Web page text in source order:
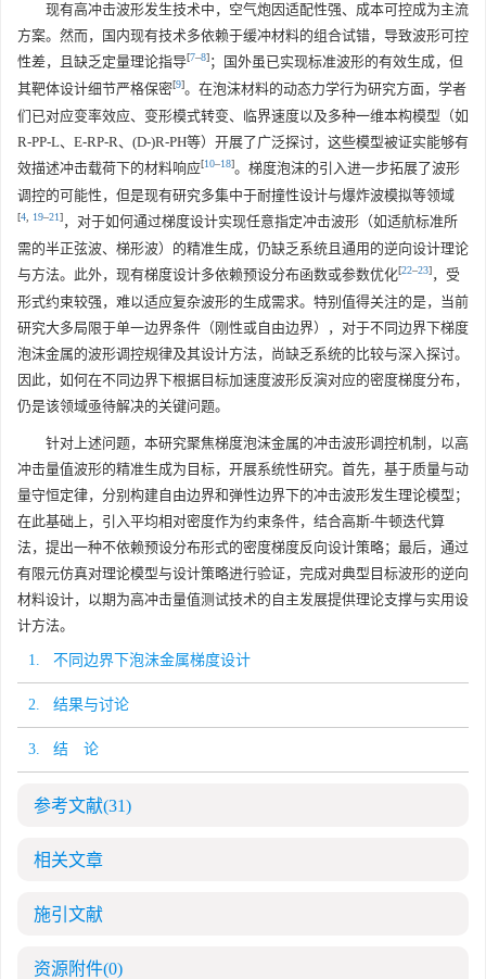
现有高冲击波形发生技术中，空气炮因适配性强、成本可控成为主流
方案。然而，国内现有技术多依赖于缓冲材料的组合试错，导致波形可控
性差，且缺乏定量理论指导[7–8]；国外虽已实现标准波形的有效生成，但
其靶体设计细节严格保密[9]。在泡沫材料的动态力学行为研究方面，学者
们已对应变率效应、变形模式转变、临界速度以及多种一维本构模型（如
R-PP-L、E-RP-R、(D-)R-PH等）开展了广泛探讨，这些模型被证实能够有
效描述冲击载荷下的材料响应[10–18]。梯度泡沫的引入进一步拓展了波形
调控的可能性，但是现有研究多集中于耐撞性设计与爆炸波模拟等领域
[4 19–21]，对于如何通过梯度设计实现任意指定冲击波形（如适航标准所
需的半正弦波、梯形波）的精准生成，仍缺乏系统且通用的逆向设计理论
与方法。此外，现有梯度设计多依赖预设分布函数或参数优化[22–23]，受
形式约束较强，难以适应复杂波形的生成需求。特别值得关注的是，当前
研究大多局限于单一边界条件（刚性或自由边界），对于不同边界下梯度
泡沫金属的波形调控规律及其设计方法，尚缺乏系统的比较与深入探讨。
因此，如何在不同边界下根据目标加速度波形反演对应的密度梯度分布，
仍是该领域亟待解决的关键问题。
针对上述问题，本研究聚焦梯度泡沫金属的冲击波形调控机制，以高
冲击量值波形的精准生成为目标，开展系统性研究。首先，基于质量与动
量守恒定律，分别构建自由边界和弹性边界下的冲击波形发生理论模型；
在此基础上，引入平均相对密度作为约束条件，结合高斯-牛顿迭代算
法，提出一种不依赖预设分布形式的密度梯度反向设计策略；最后，通过
有限元仿真对理论模型与设计策略进行验证，完成对典型目标波形的逆向
材料设计，以期为高冲击量值测试技术的自主发展提供理论支撑与实用设
计方法。
1. 不同边界下泡沫金属梯度设计
2. 结果与讨论
3. 结 论
参考文献(31)
相关文章
施引文献
资源附件(0)